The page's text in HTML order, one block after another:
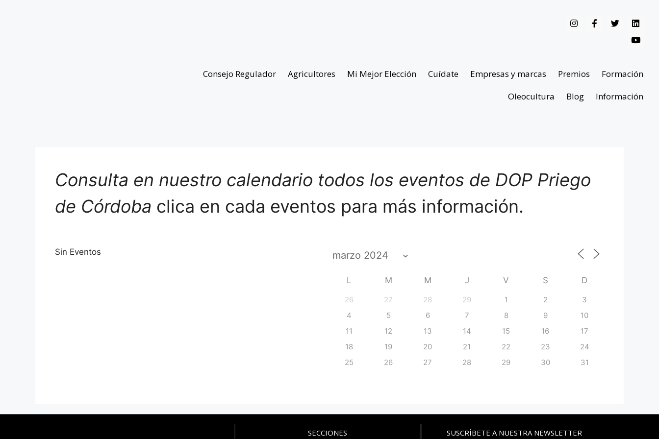
Consejo Regulador Agricultores Mi Mejor Elección Cuídate Empresas y marcas Premios
Formación
Oleocultura
Blog Información
Consulta en nuestro calendario todos los eventos de DOP Priego
de Córdoba clica en cada eventos para más información.
Sin Eventos
L M M J V S D
26 27 28 29 1 2
3
4
5 6 7 8 9
10
11
12 13 14 15 16
17
18
19 20 21 22 23
24
25
26 27 28 29 30 31
SECCIONES SUSCRÍBETE A NUESTRA NEWSLETTER